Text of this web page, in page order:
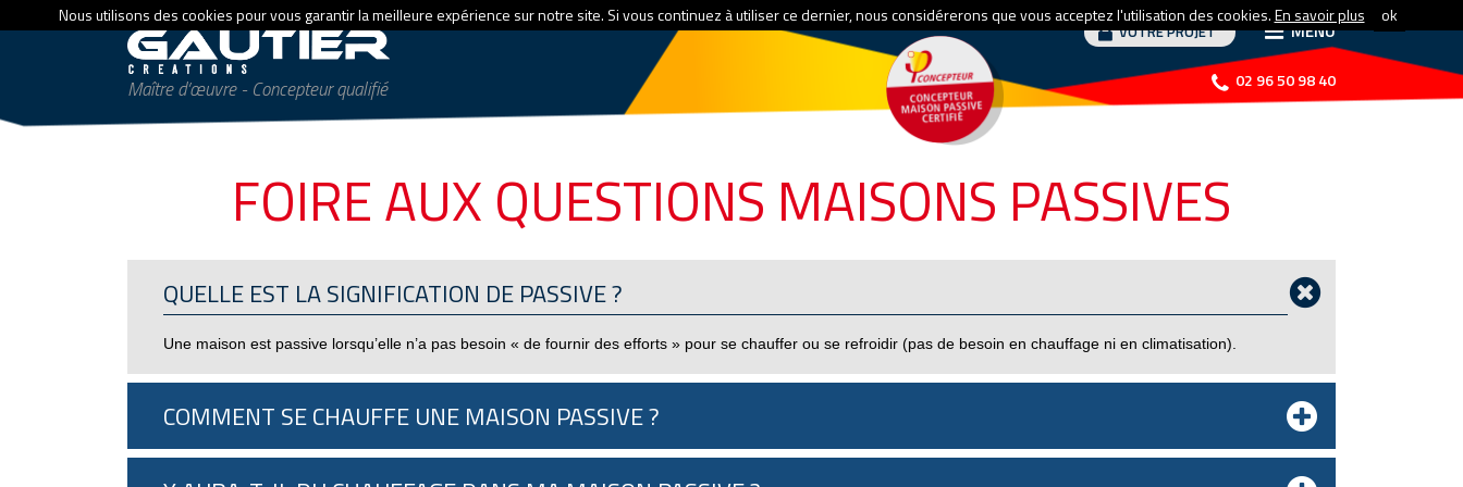
Maître d’œuvre - Concepteur qualifié
VOTRE PROJET MENU
02 96 50 98 40
FOIRE AUX QUESTIONS MAISONS PASSIVES
QUELLE EST LA SIGNIFICATION DE PASSIVE ?
Une maison est passive lorsqu’elle n’a pas besoin « de fournir des efforts » pour se chauffer ou se refroidir (pas de besoin en chauffage ni en climatisation).
COMMENT SE CHAUFFE UNE MAISON PASSIVE ?
maximum d’énergie solaire et en été il doit être protégé et évacuer le surplus de chaleur. La maison profite aussi de la chaleur dégagée par ses occupants et les
Nous utilisons des cookies pour vous garantir la meilleure expérience sur notre site. Si vous continuez à utiliser ce dernier, nous considérerons que vous acceptez l'utilisation des cookies.En savoir plus ok